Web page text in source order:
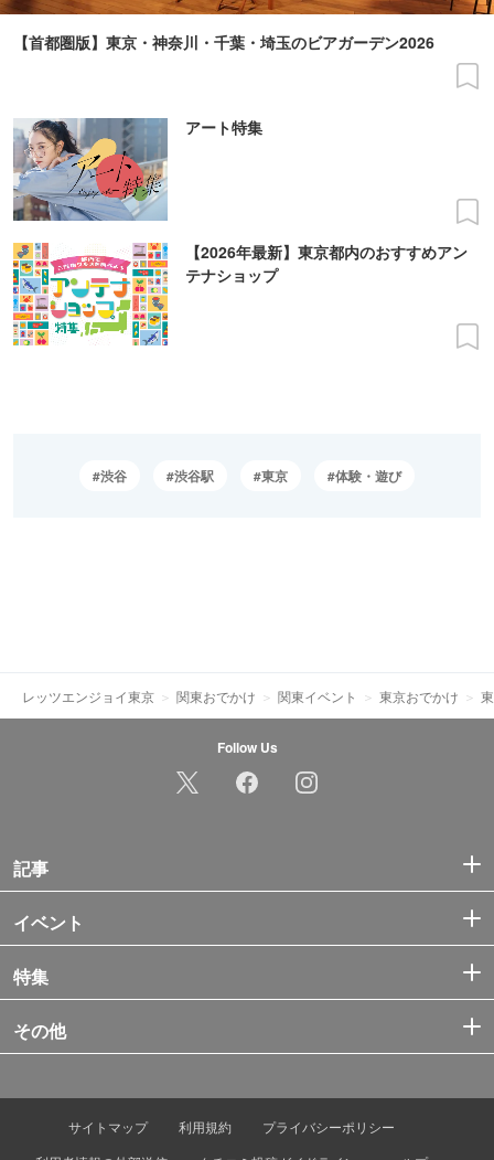
【首都圏版】東京・神奈川・千葉・埼玉のビアガーデン2026
アート特集
【2026年最新】東京都内のおすすめアン
テナショップ
渋谷 渋谷駅 東京 体験・遊び
レッツエンジョイ東京 関東おでかけ 関東イベント 東京おでかけ
Follow Us
記事
イベント
特集
その他
サイトマップ 利用規約
プライバシーポリシー